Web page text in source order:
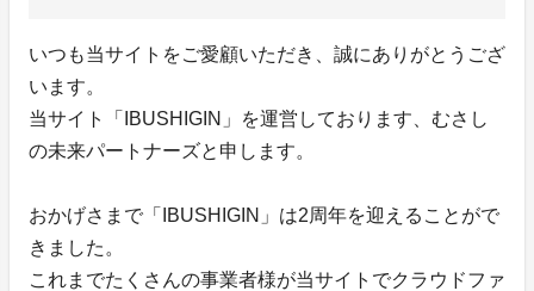
いつも当サイトをご愛顧いただき、誠にありがとうござ
います。
当サイト「IBUSHIGIN」を運営しております、むさし
の未来パートナーズと申します。
おかげさまで「IBUSHIGIN」は2周年を迎えることがで
きました。
これまでたくさんの事業者様が当サイトでクラウドファ